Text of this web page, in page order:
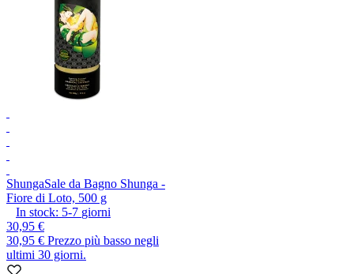
ShungaSale da Bagno Shunga -
Fiore di Loto, 500 g
In stock: 5-7 giorni
30,95 €
30,95 € Prezzo più basso negli
ultimi 30 giorni.